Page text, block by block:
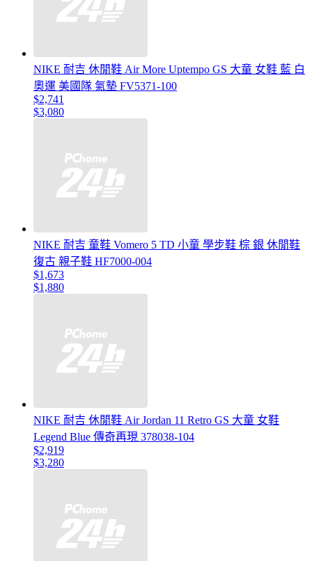
NIKE 耐吉 休閒鞋 Air More Uptempo GS 大童 女鞋 藍 白
奧運 美國隊 氣墊 FV5371-100
$2,741
$3,080
NIKE 耐吉 童鞋 Vomero 5 TD 小童 學步鞋 棕 銀 休閒鞋
復古 親子鞋 HF7000-004
$1,673
$1,880
NIKE 耐吉 休閒鞋 Air Jordan 11 Retro GS 大童 女鞋
Legend Blue 傳奇再現 378038-104
$2,919
$3,280